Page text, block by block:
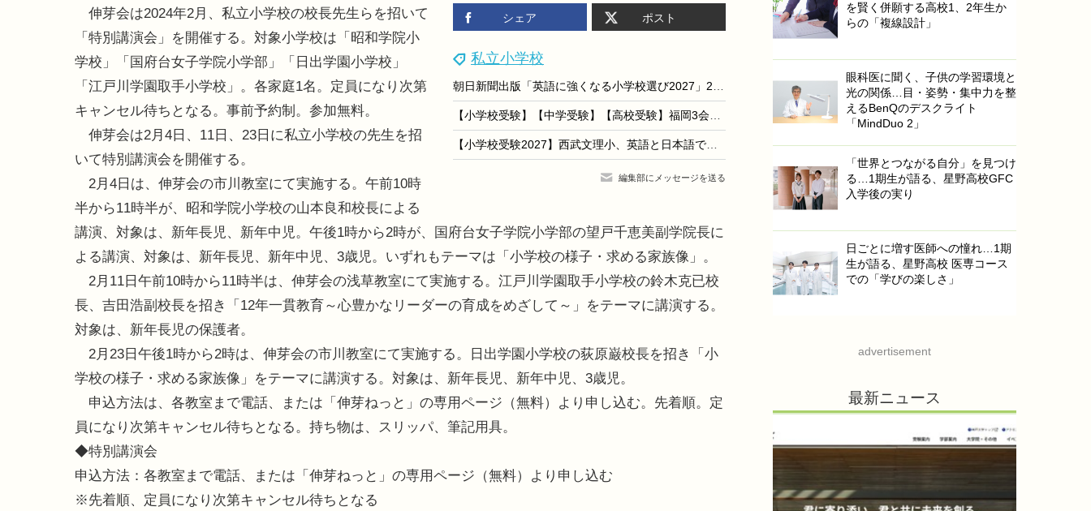
シェア ポスト
私立小学校
朝日新聞出版「英語に強くなる小学校選び2027」209校収録
【小学校受験】【中学受験】【高校受験】福岡3会場「私立小中高校展」8/22-23
【小学校受験2027】西武文理小、英語と日本語で学ぶバイリンガル校に
編集部にメッセージを送る
伸芽会は2024年2月、私立小学校の校長先生らを招いて
「特別講演会」を開催する。対象小学校は「昭和学院小
学校」「国府台女子学院小学部」「日出学園小学校」
「江戸川学園取手小学校」。各家庭1名。定員になり次第
キャンセル待ちとなる。事前予約制。参加無料。
伸芽会は2月4日、11日、23日に私立小学校の先生を招
いて特別講演会を開催する。
2月4日は、伸芽会の市川教室にて実施する。午前10時
半から11時半が、昭和学院小学校の山本良和校長による
講演、対象は、新年長児、新年中児。午後1時から2時が、国府台女子学院小学部の望戸千恵美副学院長に
よる講演、対象は、新年長児、新年中児、3歳児。いずれもテーマは「小学校の様子・求める家族像」。
2月11日午前10時から11時半は、伸芽会の浅草教室にて実施する。江戸川学園取手小学校の鈴木克已校
長、吉田浩副校長を招き「12年一貫教育～心豊かなリーダーの育成をめざして～」をテーマに講演する。
対象は、新年長児の保護者。
2月23日午後1時から2時は、伸芽会の市川教室にて実施する。日出学園小学校の荻原巌校長を招き「小
学校の様子・求める家族像」をテーマに講演する。対象は、新年長児、新年中児、3歳児。
申込方法は、各教室まで電話、または「伸芽ねっと」の専用ページ（無料）より申し込む。先着順。定
員になり次第キャンセル待ちとなる。持ち物は、スリッパ、筆記用具。
◆特別講演会
申込方法：各教室まで電話、または「伸芽ねっと」の専用ページ（無料）より申し込む
※先着順、定員になり次第キャンセル待ちとなる
を賢く併願する高校1、2年生か
らの「複線設計」
眼科医に聞く、子供の学習環境と
光の関係…目・姿勢・集中力を整
えるBenQのデスクライト
「MindDuo 2」
「世界とつながる自分」を見つけ
る…1期生が語る、星野高校GFC
入学後の実り
日ごとに増す医師への憧れ…1期
生が語る、星野高校 医専コース
での「学びの楽しさ」
advertisement
最新ニュース